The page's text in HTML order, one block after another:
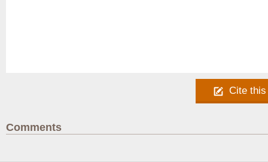
Cite this
Comments